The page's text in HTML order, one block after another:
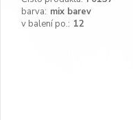
barva: mix barev
v balení po.: 12